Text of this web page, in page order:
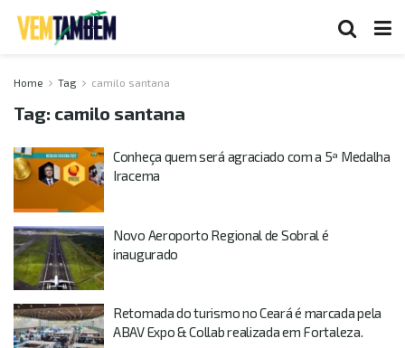
Home Tag camilo santana
Tag: camilo santana
Conheça quem será agraciado com a 5ª Medalha
Iracema
Novo Aeroporto Regional de Sobral é
inaugurado
Retomada do turismo no Ceará é marcada pela
ABAV Expo & Collab realizada em Fortaleza.